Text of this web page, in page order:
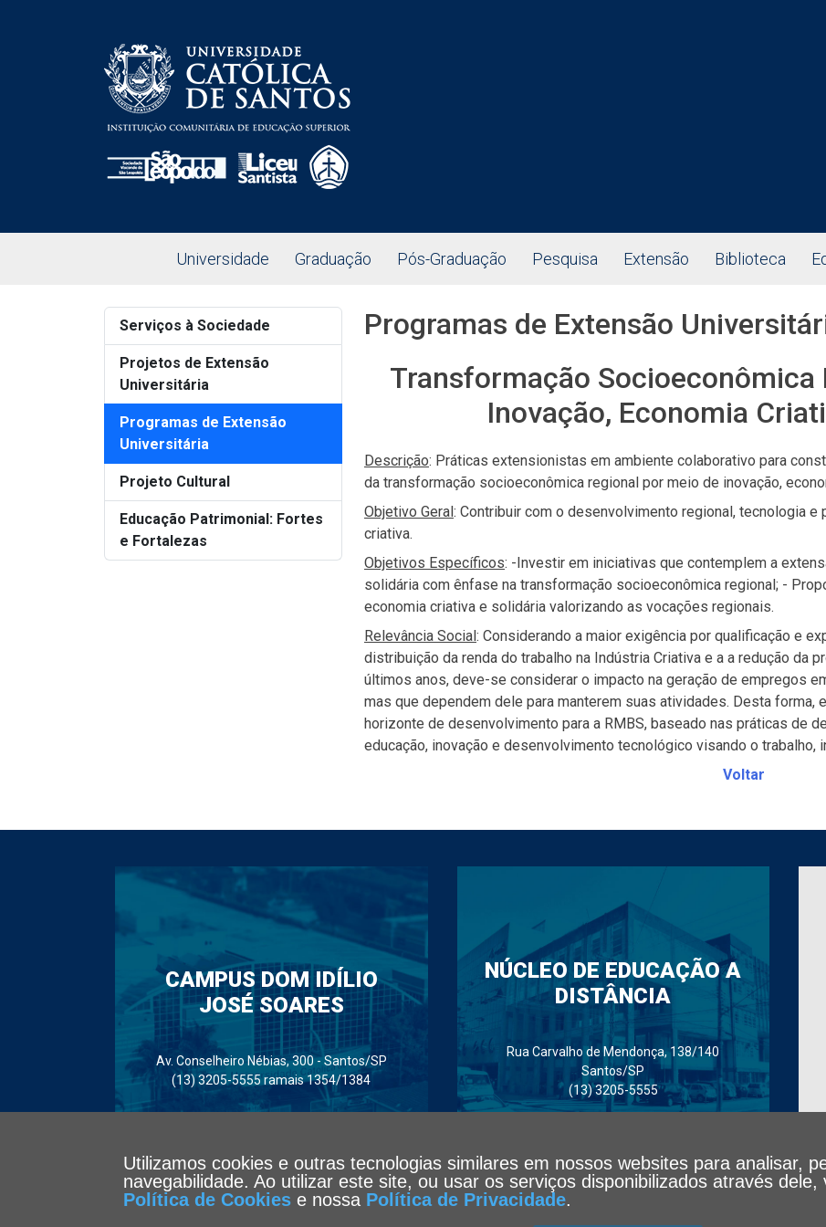
Universidade Graduação Pós-Graduação Pesquisa Extensão Biblioteca
Serviços à Sociedade
Projetos de Extensão
Universitária
Programas de Extensão
Universitária
Projeto Cultural
Educação Patrimonial: Fortes
e Fortalezas
Programas de Extensão
Transformação Socioeconômica
Inovação, Economia
Descrição: Práticas extensionistas em ambiente colaborativo para
da transformação socioeconômica regional por meio de inovação,
Objetivo Geral: Contribuir com o desenvolvimento regional, tecnologia e
criativa.
Objetivos Específicos: -Investir em iniciativas que contemplem a
solidária com ênfase na transformação socioeconômica regional; -
economia criativa e solidária valorizando as vocações regionais.
Relevância Social: Considerando a maior exigência por qualificação e
distribuição da renda do trabalho na Indústria Criativa e a a redução da
últimos anos, deve-se considerar o impacto na geração de empregos
mas que dependem dele para manterem suas atividades. Desta forma,
horizonte de desenvolvimento para a RMBS, baseado nas práticas de
educação, inovação e desenvolvimento tecnológico visando o trabalho,
Voltar
CAMPUS DOM IDÍLIO
JOSÉ SOARES
Av. Conselheiro Nébias, 300 - Santos/SP
(13) 3205-5555 ramais 1354/1384
NÚCLEO DE EDUCAÇÃO A
DISTÂNCIA
Rua Carvalho de Mendonça, 138/140
Santos/SP
(13) 3205-5555
Utilizamos cookies e outras tecnologias similares em nossos websites para analisar,
navegabilidade. Ao utilizar este site, ou usar os serviços disponibilizados através
Política de Cookiese nossa Política de Privacidade.